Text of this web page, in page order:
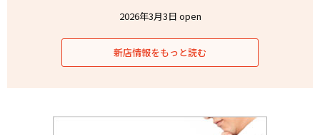
2026年3月3日 open
新店情報をもっと読む